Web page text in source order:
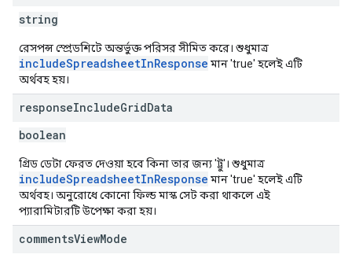
string
রেসপন্স স্প্রেডশিটে অন্তর্ভুক্ত পরিসর সীমিত করে। শুধুমাত্র
includeSpreadsheetInResponse মান 'true' হলেই এটি
অর্থবহ হয়।
responseIncludeGridData
boolean
গ্রিড ডেটা ফেরত দেওয়া হবে কিনা তার জন্য 'ট্রু'। শুধুমাত্র
includeSpreadsheetInResponse মান 'true' হলেই এটি
অর্থবহ। অনুরোধে কোনো ফিল্ড মাস্ক সেট করা থাকলে এই
প্যারামিটারটি উপেক্ষা করা হয়।
commentsViewMode